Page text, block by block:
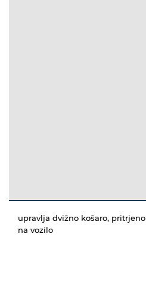
upravlja dvižno košaro, pritrjeno
na vozilo